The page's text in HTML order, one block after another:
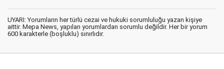
UYARI: Yorumların her türlü cezai ve hukuki sorumluluğu yazan kişiye
aittir. Mepa News, yapılan yorumlardan sorumlu değildir. Her bir yorum
600 karakterle (boşluklu) sınırlıdır.